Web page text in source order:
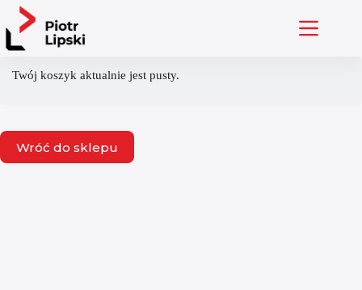
Przejdź
treści
Twój koszyk aktualnie jest pusty.
Wróć do sklepu